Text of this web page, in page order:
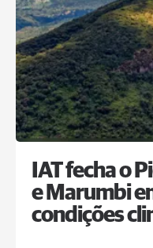
IAT fecha o
e Marumbi
condições